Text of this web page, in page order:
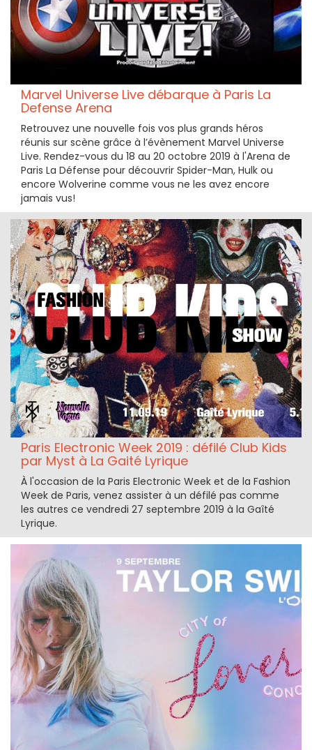
Marvel Universe Live débarque à Paris La
Defense Arena
Retrouvez une nouvelle fois vos plus grands héros
réunis sur scène grâce à l’évènement Marvel Universe
Live. Rendez-vous du 18 au 20 octobre 2019 à l'Arena de
Paris La Défense pour découvrir Spider-Man, Hulk ou
encore Wolverine comme vous ne les avez encore
jamais vus!
Paris Electronic Week 2019 : défilé Club Kids
par Myst à La Gaité Lyrique
À l'occasion de la Paris Electronic Week et de la Fashion
Week de Paris, venez assister à un défilé pas comme
les autres ce vendredi 27 septembre 2019 à la Gaîté
Lyrique.